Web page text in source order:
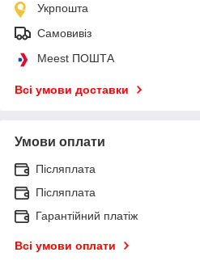
Укрпошта
Самовивіз
Meest ПОШТА
Всі умови доставки
Умови оплати
Післяплата
Післяплата
Гарантійний платіж
Всі умови оплати